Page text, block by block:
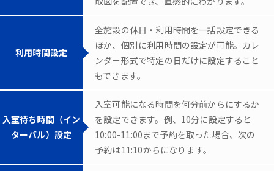
利用時間設定
全施設の休日・利用時間を一括設定できる
ほか、個別に利用時間の設定が可能。カレ
ンダー形式で特定の日だけに設定すること
もできます。
入室待ち時間（イン
ターバル）設定
入室可能になる時間を何分前からにするか
を設定できます。例、10分に設定すると
10:00-11:00まで予約を取った場合、次の
予約は11:10からになります。